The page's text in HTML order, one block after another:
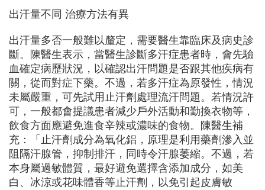
出汗量不同 治療方法有異
出汗量多否一般難以釐定，需要醫生靠臨床及病史診
斷。陳醫生表示，當醫生診斷多汗症患者時，會先驗
血確定病歷狀況，以確認出汗問題是否跟其他疾病有
關，從而對症下藥。不過，若多汗症為原發性，情況
未屬嚴重，可先試用止汗劑處理流汗問題。若情況許
可，一般都會提議患者減少戶外活動和勤換衣物等，
飲食方面應避免進食辛辣或濃味的食物。陳醫生補
充：「止汗劑成分為氧化鋁，原理是利用藥劑滲入並
阻隔汗腺管，抑制排汗，同時令汗腺萎縮。不過，若
本身屬過敏體質，最好避免選擇含添加成分，如美
白、冰涼或花味體香等止汗劑，以免引起皮膚敏